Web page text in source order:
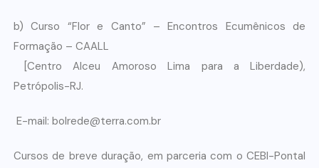
b) Curso “Flor e Canto” – Encontros Ecumênicos de
Formação – CAALL
[Centro Alceu Amoroso Lima para a Liberdade),
Petrópolis-RJ.
E-mail: bolrede@terra.com.br
Cursos de breve duração, em parceria com o CEBl-Pontal